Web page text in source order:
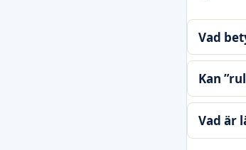
Vad
Kan
Vad är